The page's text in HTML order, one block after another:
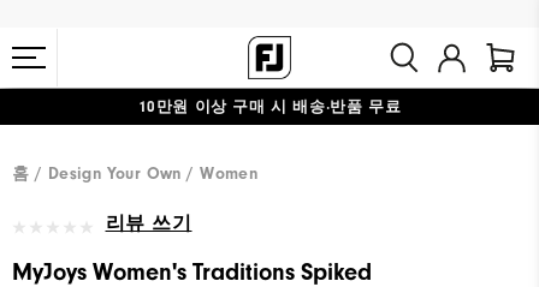
10만원 이상 구매 시 배송·반품 무료
홈 Design Your Own Women
리뷰 쓰기
MyJoys Women's Traditions Spiked